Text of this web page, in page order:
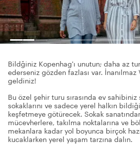
Bildğiniz Kopenhag'ı unutun; daha az
ederseniz gözden fazlası var. İnanılmaz
geldiniz!
Bu özel şehir turu sırasında ev sahibiniz
sokaklarını ve sadece yerel halkın
keşfetmeye götürecek. Sokak
mücevherlere, takılma noktalarına ve
mekanlara kadar yol boyunca birçok
kucaklarken yerel yaşam tarzına dalın.